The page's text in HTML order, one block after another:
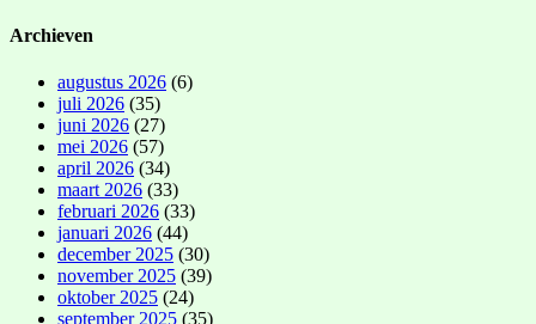
Archieven
augustus 2026 (6)
juli 2026 (35)
juni 2026 (27)
mei 2026 (57)
april 2026 (34)
maart 2026 (33)
februari 2026 (33)
januari 2026 (44)
december 2025 (30)
november 2025 (39)
oktober 2025 (24)
september 2025 (35)